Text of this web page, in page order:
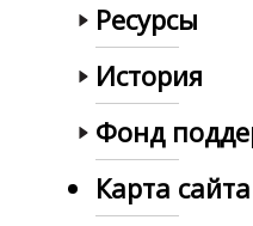
Ресурсы
История
Фонд
Карта сайта